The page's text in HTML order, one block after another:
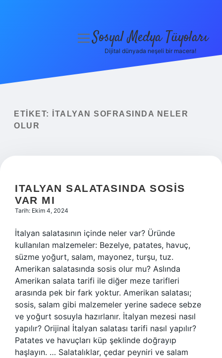
Yasal Uyarı
menüyüSosyal Medya Tüyoları
Dijital dünyada neşeli bir macera!
ETIKET:
İTALYAN SOFRASINDA NELER
OLUR
ITALYAN SALATASINDA SOSIS
VAR MI
Tarih: Ekim 4, 2024
İtalyan salatasının içinde neler var? Üründe
kullanılan malzemeler: Bezelye, patates, havuç,
süzme yoğurt, salam, mayonez, turşu, tuz.
Amerikan salatasında sosis olur mu? Aslında
Amerikan salata tarifi ile diğer meze tarifleri
arasında pek bir fark yoktur. Amerikan salatası;
sosis, salam gibi malzemeler yerine sadece sebze
ve yoğurt sosuyla hazırlanır. İtalyan mezesi nasıl
yapılır? Orijinal İtalyan salatası tarifi nasıl yapılır?
Patates ve havuçları küp şeklinde doğrayıp
haşlayın. … Salatalıklar, çedar peyniri ve salam